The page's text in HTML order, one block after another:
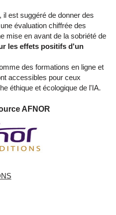
est suggéré de donner des
évaluation chiffrée des
mise en avant de la sobriété de
les effets positifs d'un
des formations en ligne et
accessibles pour ceux
éthique et écologique de l'IA.
AFNOR